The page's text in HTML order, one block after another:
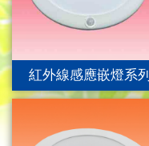
紅外線感應嵌燈系列